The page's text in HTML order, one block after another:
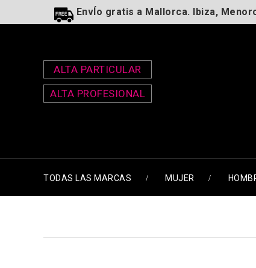
EnvÍo gratis a Mallorca. Ibiza,
ALTA PARTICULAR
ALTA PROFESIONAL
TODAS LAS MARCAS MUJER